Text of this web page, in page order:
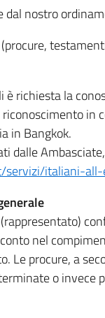
nostro
è richiesta la
in
in Bangkok.
dalle
italiani-
nel
Le procure, a
o invece